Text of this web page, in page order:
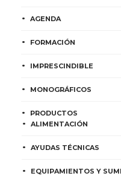
AGENDA
FORMACIÓN
IMPRESCINDIBLE
MONOGRÁFICOS
PRODUCTOS
ALIMENTACIÓN
AYUDAS TÉCNICAS
EQUIPAMIENTOS Y